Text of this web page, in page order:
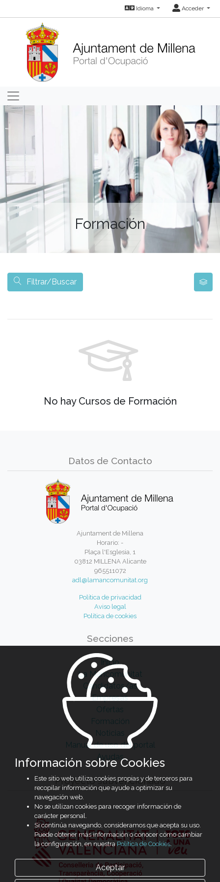
Idioma Acceder
Formación
Filtrar/Buscar
No hay Cursos de Formación
Datos de Contacto
Ajuntament de Millena
Horario: -
Plaça l'Esglesia, 1
03812 MILLENA Alicante
965511072
adl@lamancomunitat.org
Política de privacidad
Aviso legal
Política de cookies
Secciones
Inicio
La Mancomunitat
Candidatos/as
Empresas
Ofertas
Formación
Noticias
Manual de uso del portal
Ayudas
Proyecto subvencionado
Información sobre Cookies
Este sitio web utiliza cookies propias y de terceros para
recopilar información que ayude a optimizar su
navegación web.
No se utilizan cookies para recoger información de
carácter personal.
Si continúa navegando, consideramos que acepta su uso.
Puede obtener más información o conocer cómo cambiar
la configuración, en nuestra Política de Cookies.
Aceptar